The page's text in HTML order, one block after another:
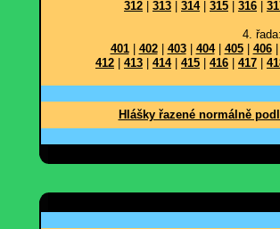
312
313 314| 315 316
4.
401| 402| 403| 404| 405| 406
412
413 414| 415 416 417
Hlášky řazené normálně